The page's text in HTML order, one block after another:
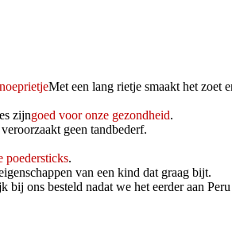
Met een lang rietje smaakt het zoet
zijngoed voor onze gezondheid.
geen tandbederf.
poedersticks.
van een kind dat graag bijt.
ons besteld nadat we het eerder aan